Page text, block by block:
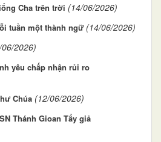
Cha trên trời (14/06/2026)
tuần một thành ngữ (14/06/2026)
2026)
yêu chấp nhận rủi ro
Chúa (12/06/2026)
Thánh Gioan Tẩy giả